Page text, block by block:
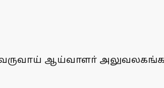
வருவாய் ஆய்வாளா்